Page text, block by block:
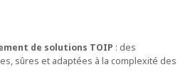
de solutions TOIP : des
sûres et adaptées à la complexité des